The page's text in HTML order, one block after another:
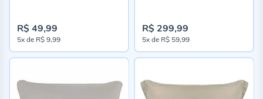
R$ 49,99
5xde R$ 9,99
R$ 299,99
5xde R$ 59,99